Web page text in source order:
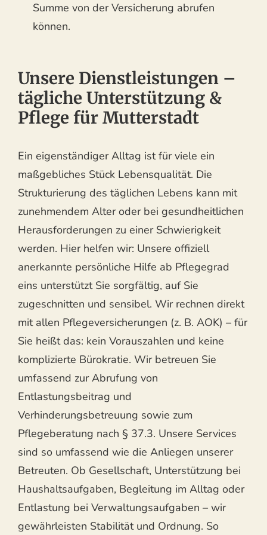
Summe von der Versicherung abrufen
können.
Unsere Dienstleistungen –
tägliche Unterstützung &
Pflege für Mutterstadt
Ein eigenständiger Alltag ist für viele ein
maßgebliches Stück Lebensqualität. Die
Strukturierung des täglichen Lebens kann mit
zunehmendem Alter oder bei gesundheitlichen
Herausforderungen zu einer Schwierigkeit
werden. Hier helfen wir: Unsere offiziell
anerkannte persönliche Hilfe ab Pflegegrad
eins unterstützt Sie sorgfältig, auf Sie
zugeschnitten und sensibel. Wir rechnen direkt
mit allen Pflegeversicherungen (z. B. AOK) – für
Sie heißt das: kein Vorauszahlen und keine
komplizierte Bürokratie. Wir betreuen Sie
umfassend zur Abrufung von
Entlastungsbeitrag und
Verhinderungsbetreuung sowie zum
Pflegeberatung nach § 37.3. Unsere Services
sind so umfassend wie die Anliegen unserer
Betreuten. Ob Gesellschaft, Unterstützung bei
Haushaltsaufgaben, Begleitung im Alltag oder
Entlastung bei Verwaltungsaufgaben – wir
gewährleisten Stabilität und Ordnung. So